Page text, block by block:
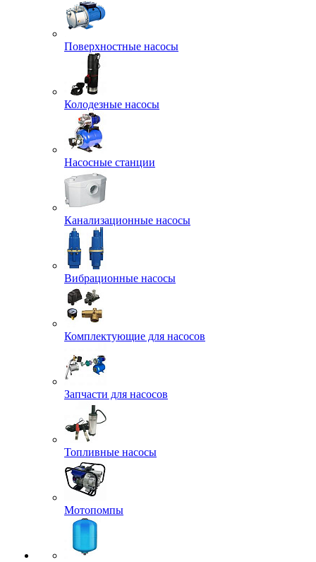
Поверхностные насосы
Колодезные насосы
Насосные станции
Канализационные насосы
Вибрационные насосы
Комплектующие для насосов
Запчасти для насосов
Топливные насосы
Мотопомпы